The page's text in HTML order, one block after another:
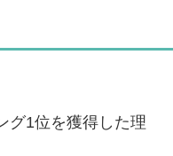
グ1位を獲得した理